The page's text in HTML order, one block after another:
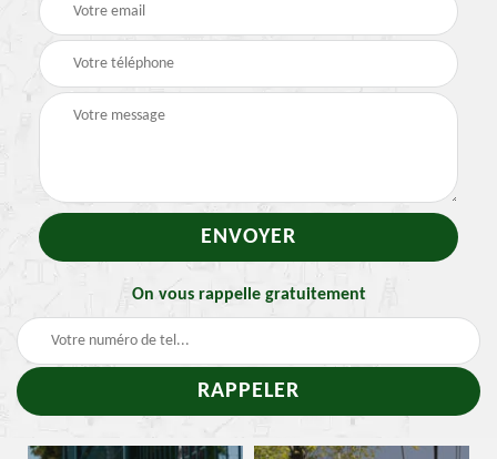
On vous rappelle gratuitement